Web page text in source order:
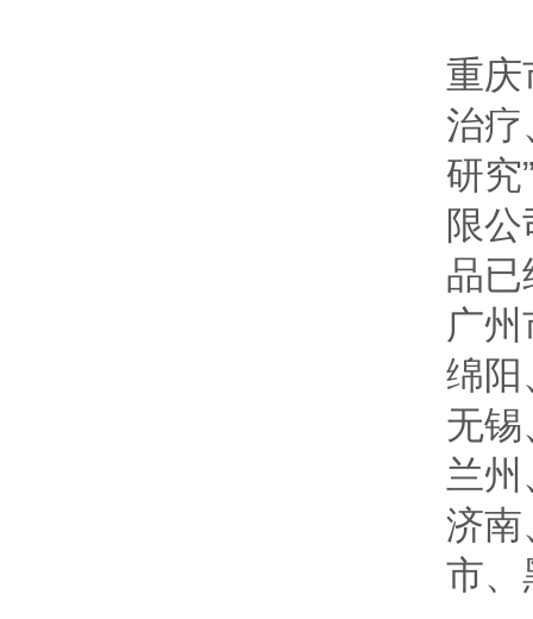
重庆
治疗
研究
限
品已
广
绵阳
无锡
兰
济南
市、